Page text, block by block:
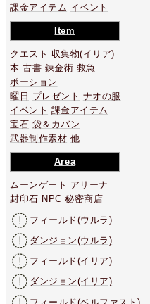
課金アイテム イベント
Item
クエスト 収集物(イリア)
本 古書 錬金術 救急
ポーション
曜日 プレゼント ナオの服
イベント 課金アイテム
宝石 袋＆カバン
武器制作素材 他
Area
ムーンゲート アリーナ
封印石 NPC 秘密商店
フィールド(ウルラ)
ダンジョン(ウルラ)
フィールド(イリア)
ダンジョン(イリア)